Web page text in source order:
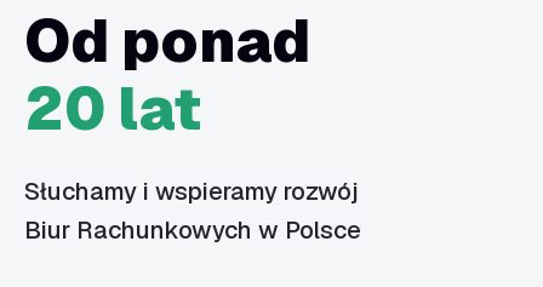
Od ponad
20 lat
Słuchamy i wspieramy rozwój
Biur Rachunkowych w Polsce